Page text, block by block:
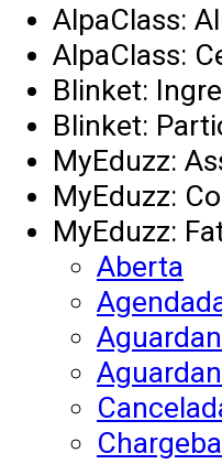
AlpaClass:
AlpaClass:
Blinket:
Blinket:
MyEduzz:
MyEduzz:
MyEduzz:
Aberta